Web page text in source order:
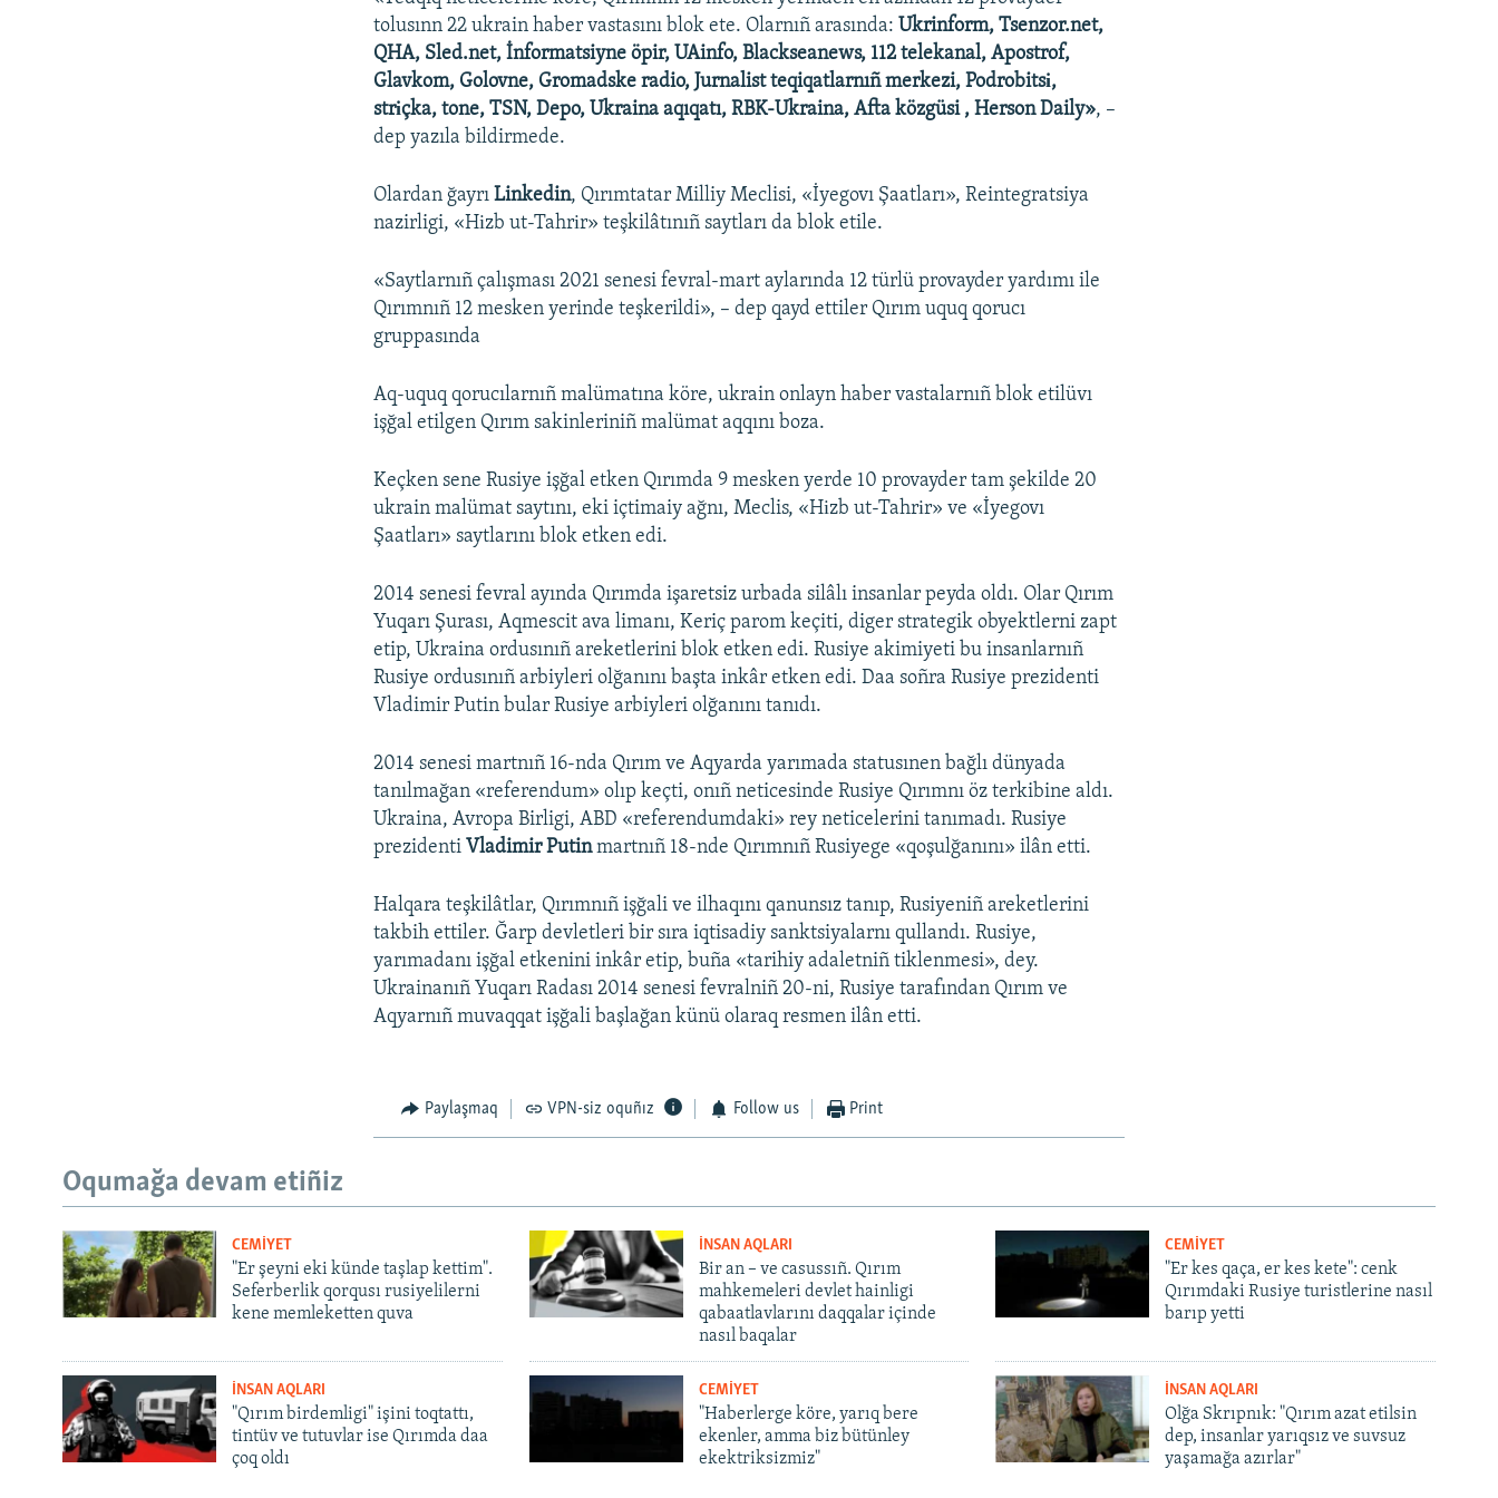
tolusınn 22 ukrain haber vastasını blok ete. Olarnıñ arasında: Ukrinform, Tsenzor.net,
QHA, Sled.net, İnformatsiyne öpir, UAinfo, Blackseanews, 112 telekanal, Apostrof,
Glavkom, Golovne, Gromadske radio, Jurnalist teqiqatlarnıñ merkezi, Podrobitsі,
strіçka, tone, TSN, Depo, Ukraina aqıqatı, RBK-Ukraina, Afta közgüsi , Herson Daily», –
dep yazıla bildirmede.
Olardan ğayrıLinkedin, Qırımtatar Milliy Meclisi, «İyegovı Şaatları», Reintegratsiya
nazirligi, «Hіzb ut-Tahrіr» teşkilâtınıñ saytları da blok etile.
«Saytlarnıñ çalışması 2021 senesi fevral-mart aylarında 12 türlü provayder yardımı ile
Qırımnıñ 12 mesken yerinde teşkerildi», – dep qayd ettiler Qırım uquq qorucı
gruppasında
Aq-uquq qorucılarnıñ malümatına köre, ukrain onlayn haber vastalarnıñ blok etilüvı
işğal etilgen Qırım sakinleriniñ malümat aqqını boza.
Keçken sene Rusiye işğal etken Qırımda 9 mesken yerde 10 provayder tam şekilde 20
ukrain malümat saytını, eki içtimaiy ağnı, Meclis, «Hіzb ut-Tahrіr» ve «İyegovı
Şaatları» saytlarını blok etken edi.
2014 senesi fevral ayında Qırımda işaretsiz urbada silâlı insanlar peyda oldı. Olar Qırım
Yuqarı Şurası, Aqmescit ava limanı, Keriç parom keçiti, diger strategik obyektlerni zapt
etip, Ukraina ordusınıñ areketlerini blok etken edi. Rusiye akimiyeti bu insanlarnıñ
Rusiye ordusınıñ arbiyleri olğanını başta inkâr etken edi. Daa soñra Rusiye prezidenti
Vladimir Putin bular Rusiye arbiyleri olğanını tanıdı.
2014 senesi martnıñ 16-nda Qırım ve Aqyarda yarımada statusınen bağlı dünyada
tanılmağan «referendum» olıp keçti, onıñ neticesinde Rusiye Qırımnı öz terkibine aldı.
Ukraina, Avropa Birligi, ABD «referendumdaki» rey neticelerini tanımadı. Rusiye
prezidenti Vladimir Putinmartnıñ 18-nde Qırımnıñ Rusiyege «qoşulğanını» ilân etti.
Halqara teşkilâtlar, Qırımnıñ işğali ve ilhaqını qanunsız tanıp, Rusiyeniñ areketlerini
takbih ettiler. Ğarp devletleri bir sıra iqtisadiy sanktsiyalarnı qullandı. Rusiye,
yarımadanı işğal etkenini inkâr etip, buña «tarihiy adaletniñ tiklenmesi», dey.
Ukrainanıñ Yuqarı Radası 2014 senesi fevralniñ 20-ni, Rusiye tarafından Qırım ve
Aqyarnıñ muvaqqat işğali başlağan künü olaraq resmen ilân etti.
Paylaşmaq VPN-siz oquñız Follow us Print
Oqumağa devam etiñiz
CEMİYET
"Er şeyni eki künde taşlap kettim".
Seferberlik qorqusı rusiyelilerni
kene memleketten quva
İNSAN AQLARI
Bir an – ve casussıñ. Qırım
mahkemeleri devlet hainligi
qabaatlavlarını daqqalar içinde
nasıl baqalar
CEMİYET
"Er kes qaça, er kes kete": cenk
Qırımdaki Rusiye turistlerine nasıl
barıp yetti
İNSAN AQLARI
"Qırım birdemligi" işini toqtattı,
tintüv ve tutuvlar ise Qırımda daa
çoq oldı
CEMİYET
"Haberlerge köre, yarıq bere
ekenler, amma biz bütünley
ekektriksizmiz"
İNSAN AQLARI
Olğa Skrıpnık: "Qırım azat etilsin
dep, insanlar yarıqsız ve suvsuz
yaşamağa azırlar"